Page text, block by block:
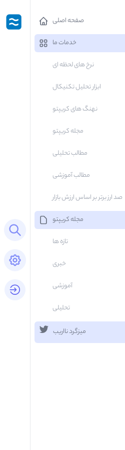
Open search panel
Open settings panel
login button
صفحه اصلی
خدمات ما
نرخ های لحظه ای
ابزار تحلیل تکنیکال
نهنگ های کریپتو
مجله کریپتو
مطالب تحلیلی
مطالب آموزشی
صد ارز برتر بر اساس ارزش بازار
مجله کریپتو
تازه ها
خبری
آموزشی
تحلیلی
میزگرد نااریب